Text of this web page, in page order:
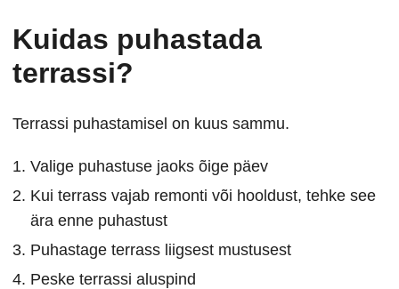
Kuidas puhastada
terrassi?
Terrassi puhastamisel on kuus sammu.
Valige puhastuse jaoks õige päev
Kui terrass vajab remonti või hooldust, tehke see
ära enne puhastust
Puhastage terrass liigsest mustusest
Peske terrassi aluspind